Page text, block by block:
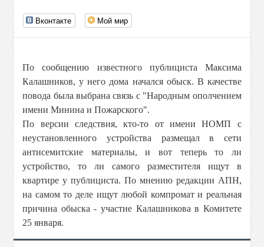
Вконтакте Мой мир
По сообщению известного публициста Максима
Калашников, у него дома начался обыск. В качестве
повода была выбрана связь с "Народным ополчением
имени Минина и Пожарского".
По версии следствия, кто-то от имени НОМП с
неустановленного устройства размещал в сети
антисемитские материалы, и вот теперь то ли
устройство, то ли самого разместителя ищут в
квартире у публициста. По мнению редакции АПН,
на самом то деле ищут любой компромат и реальная
причина обыска - участие Калашникова в Комитете
25 января.